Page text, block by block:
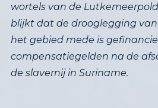
wortels van de
blijkt dat de drooglegging van
het gebied mede is
compensatiegelden na de
de slavernij in Suriname.